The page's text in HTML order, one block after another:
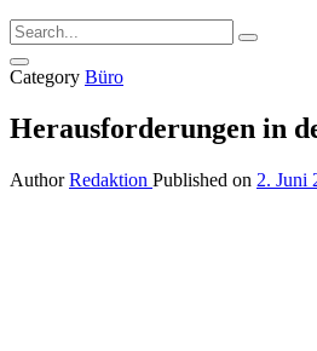
Category Büro
Herausforderungen in
Author Redaktion Published on 2. Juni